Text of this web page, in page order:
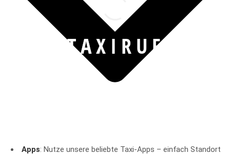
TAX I R UF
Apps: Nutze unsere beliebte Taxi-Apps – einfach Standort